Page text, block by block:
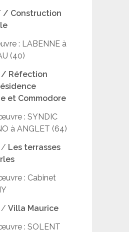
/ Construction
: LABENNE à
(40)
/ Réfection
et Commodore
: SYNDIC
à ANGLET (64)
/ Les terrasses
: Cabinet
/ Villa Maurice
: SOLENT